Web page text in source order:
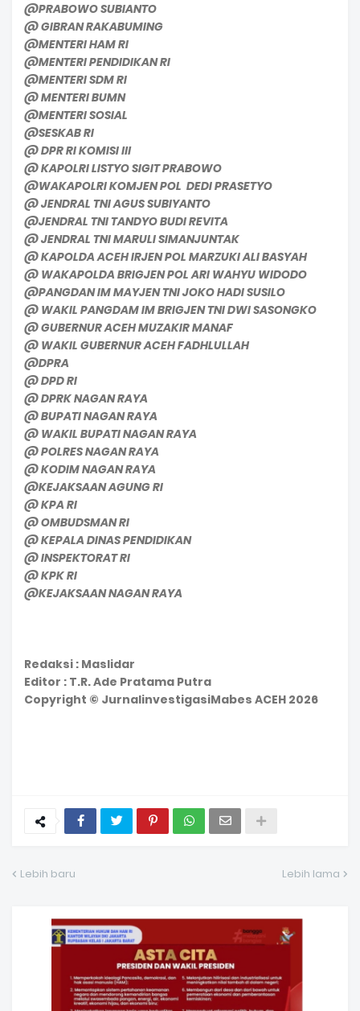
@PRABOWO SUBIANTO
@ GIBRAN RAKABUMING
@MENTERI HAM RI
@MENTERI PENDIDIKAN RI
@MENTERI SDM RI
@ MENTERI BUMN
@MENTERI SOSIAL
@SESKAB RI
@ DPR RI KOMISI lll
@ KAPOLRI LISTYO SIGIT PRABOWO
@WAKAPOLRI KOMJEN POL DEDI PRASETYO
@ JENDRAL TNI AGUS SUBIYANTO
@JENDRAL TNI TANDYO BUDI REVITA
@ JENDRAL TNI MARULI SIMANJUNTAK
@ KAPOLDA ACEH IRJEN POL MARZUKI ALI BASYAH
@ WAKAPOLDA BRIGJEN POL ARI WAHYU WIDODO
@PANGDAN IM MAYJEN TNI JOKO HADI SUSILO
@ WAKIL PANGDAM IM BRIGJEN TNI DWI SASONGKO
@ GUBERNUR ACEH MUZAKIR MANAF
@ WAKIL GUBERNUR ACEH FADHLULLAH
@DPRA
@ DPD RI
@ DPRK NAGAN RAYA
@ BUPATI NAGAN RAYA
@ WAKIL BUPATI NAGAN RAYA
@ POLRES NAGAN RAYA
@ KODIM NAGAN RAYA
@KEJAKSAAN AGUNG RI
@ KPA RI
@ OMBUDSMAN RI
@ KEPALA DINAS PENDIDIKAN
@ INSPEKTORAT RI
@ KPK RI
@KEJAKSAAN NAGAN RAYA
Redaksi : Maslidar
Editor : T.R. Ade Pratama Putra
Copyright © JurnalinvestigasiMabes ACEH 2026
Lebih baru Lebih lama